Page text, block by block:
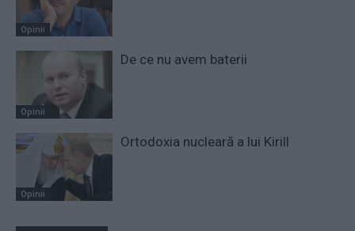
Opinii
Opinii
De ce nu avem baterii
Opinii
Ortodoxia nucleară a lui Kirill